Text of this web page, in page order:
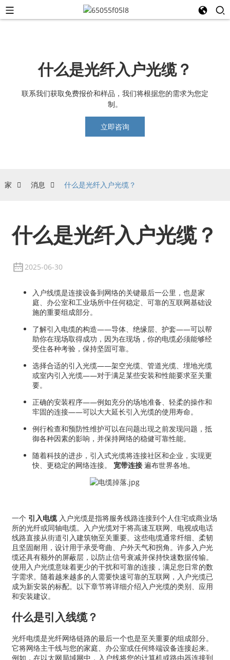
什么是光纤入户光缆？
联系我们获取免费报价和样品，我们将根据您的需求为您定
制。
立即咨询
家 消息 什么是光纤入户光缆？
什么是光纤入户光缆？
2025-06-30
入户线缆是连接设备到网络的关键最后一公里，也是家
庭、办公室和工业场所中任何稳定、可靠的互联网基础设
施的重要组成部分。
了解引入电缆的构造——导体、绝缘层、护套——可以帮
助你在现场取得成功，因为在现场，你的电缆必须能够经
受住各种考验，保持坚固可靠。
选择合适的引入光缆——架空光缆、管道光缆、埋地光缆
或室内引入光缆——对于满足某些安装和性能要求至关重
要。
正确的安装程序——例如充分的场地准备、轻柔的操作和
牢固的连接——可以大大延长引入光缆的使用寿命。
例行检查和预防性维护可以在问题出现之前发现问题，抵
御各种因素的影响，并保持网络的稳健可靠性能。
随着科技的进步，引入式光缆将连接社区和企业，实现更
快、更稳定的网络连接。 宽带连接遍布世界各地。
一个 引入电缆入户光缆是指将服务线路连接到个人住宅或商业场
所的光纤或同轴电缆。入户光缆对于将高速互联网、电视或电话
线路直接从街道引入建筑物至关重要。这些电缆通常纤细、柔韧
且坚固耐用，设计用于承受弯曲、户外天气和拐角。许多入户光
缆还具有额外的屏蔽层，以防止信号衰减并保持快速数据传输。
使用入户光缆意味着更少的干扰和可靠的连接，满足您日常的数
字需求。随着越来越多的人需要快速可靠的互联网，入户光缆已
成为新安装的标配。以下章节将详细介绍入户光缆的类别、应用
和安装建议。
什么是引入线缆？
光纤电缆是光纤网络链路的最后一个也是至关重要的组成部分。
它将网络主干线与您的家庭、办公室或任何终端设备连接起来。
例如，在以太网局域网中，入户线将您的计算机或路由器连接到